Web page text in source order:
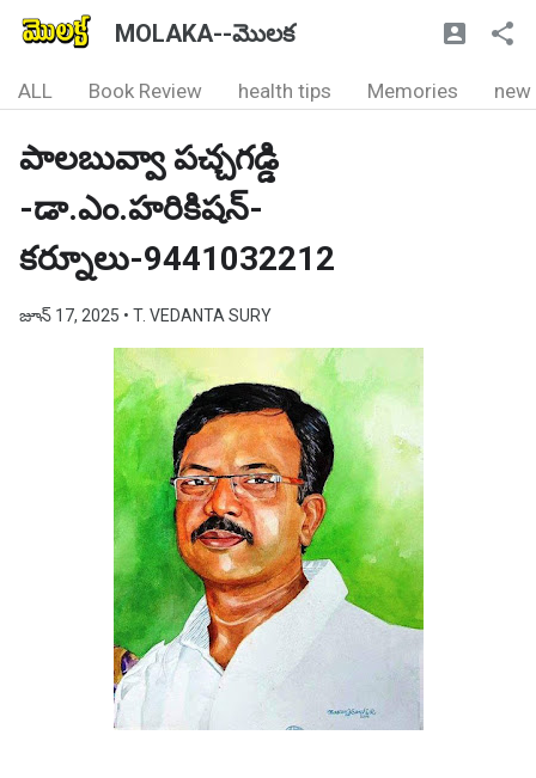
MOLAKA--మొలక
ALL Book Review health tips Memories new
పాలబువ్వా పచ్చగడ్డి
-డా.ఎం.హరికిషన్-
కర్నూలు-9441032212
జూన్ 17, 2025 • T. VEDANTA SURY